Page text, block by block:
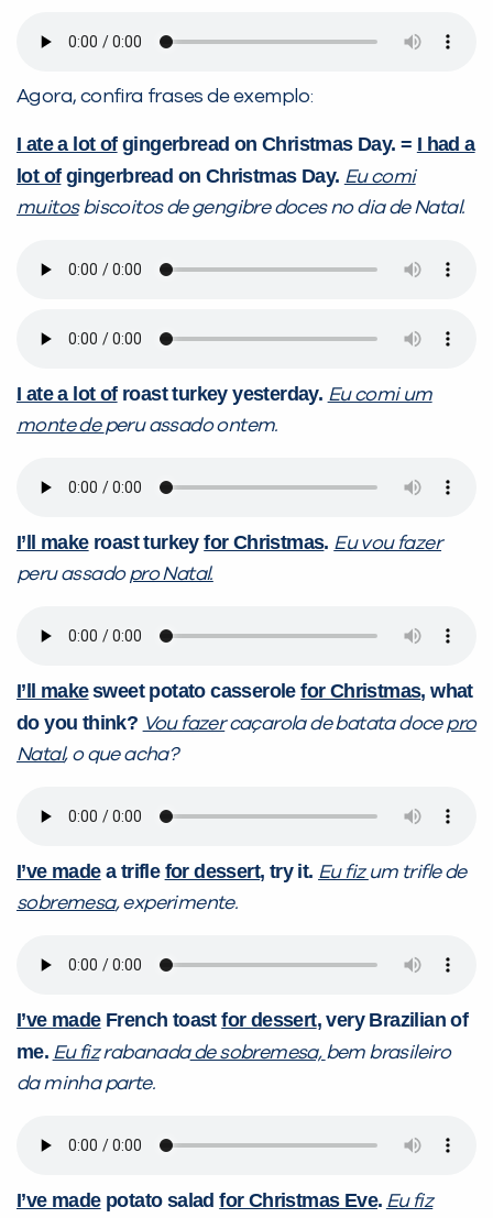
Agora, confira frases de exemplo:
I ate a lot ofgingerbread on Christmas Day. = I had a
lot ofgingerbread on Christmas Day. Eu comi
muitosbiscoitos de gengibre doces no dia de Natal.
I ate a lot ofroast turkey yesterday. Eu comi um
monte deperu assado ontem.
I’ll makeroast turkeyfor Christmas. Eu vou fazer
peru assadopro Natal.
I’ll makesweet potato casserolefor Christmas, what
do you think? Vou fazercaçarola de batata docepro
Natal, o que acha?
I’ve madea trifle for dessert, try it. Eu fiz um trifle de
sobremesa, experimente.
I’ve madeFrench toastfor dessert, very Brazilian of
me. Eu fizrabanadade sobremesa, bem brasileiro
da minha parte.
I’ve madepotato saladfor Christmas Eve. Eu fiz